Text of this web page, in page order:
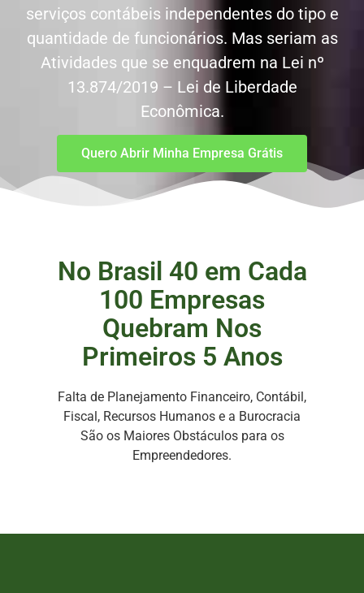
serviços contábeis independentes do tipo e
quantidade de funcionários. Mas seriam as
Atividades que se enquadrem na Lei nº
13.874/2019 – Lei de Liberdade
Econômica.
Quero Abrir Minha Empresa Grátis
No Brasil 40 em Cada
100 Empresas
Quebram Nos
Primeiros 5 Anos
Falta de Planejamento Financeiro, Contábil,
Fiscal, Recursos Humanos e a Burocracia
São os Maiores Obstáculos para os
Empreendedores.